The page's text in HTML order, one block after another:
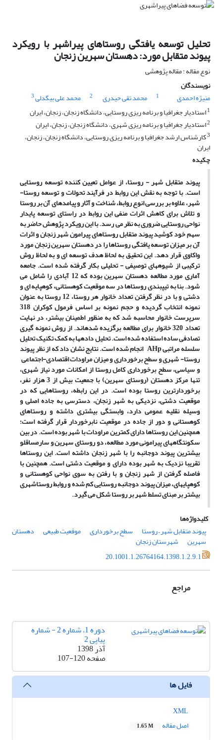
تحلیل توسعه یافتگی روستاهای پیراشهر با رویکرد
پیوند متقابل مورد: دهستان سهرین زنجان
نوع مقاله : مقاله پژوهشی
نویسندگان
منیژه احمدی
1 محمد تقی حیدری 2 محمد علی بیگدلی3
1استادیار جغرافیا و برنامه ریزی روستایی، دانشگاه زنجان، زنجان، ایران
2استادیار جغرافیا و برنامه ریزی شهری، دانشگاه زنجان، زنجان، ایران
3کارشناس ارشد جغرافیا و برنامه ریزی روستایی، دانشگاه زنجان، زنجان،
ایران
چکیده
پیوند متقابل شهر - روستا، از عوامل تعیین کننده توسعه روستایی
است.با توجه به نقش این روابط در فرآیند تحولات و توسعه روستا-
شهر، علاوه بر بررسی انوع روابط، شناخت و آثار و پیامدهای آن بر روستا
و تلاش برای کاهش اثرات منفی این روابط در راستای توسعه پایدار
نواحی روستایی ضروری به نظر می رسد. با این رویکرد پژوهش حاضر به
سهم خود کوشید پیوند متقابل روستاهای پیرامون شهر زنجان و اثرات
آن بر میزان توسعه یافتگی روستاها را در دهستان سهرین زنجان مورد
واکاوی قرار دهد. این تحقیق به لحاظ هدف توسعه ای و به لحاظ روش
ترکیبی از شیوههای توصیفی - تحلیلی بکار گرفته شده است. جامعه
آماری مورد مطالعه دهستان سهرین بوده که 12 آبادی را شامل می
شود. بنا به تیپ­بندی روستاها در سه موقعیت کوهستانی، کوهپایه ای و
دشتی و با در نظر گرفتن تعداد خانوار هر روستا، 12 روستا به عنوان
نمونه انتخاب گردیده و حجم نمونه بر اساس فرمول کوکران 318
سرپرست خانوار محاسبه شد که به منظور اطمینان بیشتر، در نهایت
تعداد 320 خانوار برای مطالعه برگزیده شده­اند. از روش نمونه گیری
تصادفی ساده استفاده شده است. تحلیل داده­ها به کمک تکنیک تحلیل
سلسله مراتبیAHp انجام شده است. نتایج نشان داد که از نظر پیوند
روستا- شهری و سطح برخورداری و میزان مراودات اقتصادی-اجتماعی
و سیاسی، سطح برخورداری کامل روستا از امکانات مورد نیاز شهری،
تنها مرکز دهستان (روستای سهرین) با جمعیت بیش از 3 هزار نفر،
برخوردارترین روستا بوده است. در این رابطه، روستاهایی که در
موقعیت دشتی، نزدیکی به شهر زنجان، دسترسی به جاده اصلی و
وسیله نقلیه عمومی دارد، وابستگی بیشتری داشته و روستاهای
کوهستانی و دور از جاده در موقعیت نابرخوردار قرار گرفته است؛
همچنین این روستاها دارای کمترین مراودات با شهر بوده است. در بین
سکونتگاه­های پیرامونی مورد مطالعه، دو روستای سهرین و سارمساقلو
بیشترین پیوند دوجانبه را با شهر زنجان داشته است. این روستاها
تقریبا نزدیک به شهر بوده دارای و موقعیت دشتی است. همچنین با
فاصله گرفتن از شهر زنجان و با رفتن به سوی نواحی کوهستانی و
کوهپایه­ای، میزان پیوند دوجانبه روستایی کم شده و روابط روستاشهری
بیشتر بر مبنای تسلط شهر بر روستا شکل می گیرد.
کلیدواژه‌ها
پیوند متقابل شهر – روستا
سطح برخورداری موقعیت طبیعی دهستان
سهرین
شهرستان زنجان
20.1001.1.26764164.1398.1.2.9.1
مراجع
دوره 1، شماره 2 - شماره
پیاپی 2
آذر 1398
صفحه107-120
فایل ها
اصل مقاله
1.65 M